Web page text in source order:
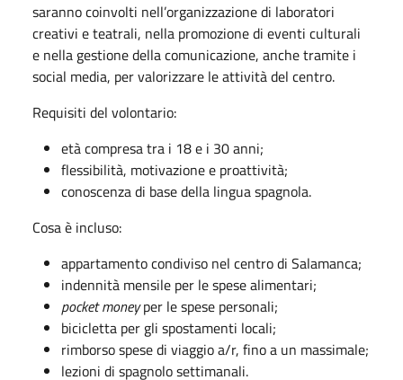
saranno coinvolti nell’organizzazione di laboratori
creativi e teatrali, nella promozione di eventi culturali
e nella gestione della comunicazione, anche tramite i
social media, per valorizzare le attività del centro.
Requisiti del volontario:
età compresa tra i 18 e i 30 anni;
flessibilità, motivazione e proattività;
conoscenza di base della lingua spagnola.
Cosa è incluso:
appartamento condiviso nel centro di Salamanca;
indennità mensile per le spese alimentari;
pocket moneyper le spese personali;
bicicletta per gli spostamenti locali;
rimborso spese di viaggio a/r, fino a un massimale;
lezioni di spagnolo settimanali.